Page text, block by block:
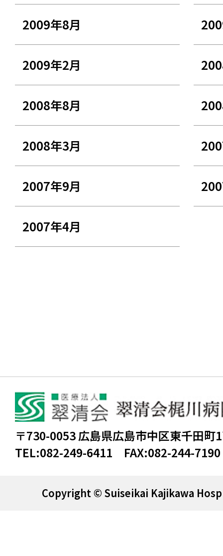
2009年8月
2009年2月
2008年8月
2008年3月
2007年9月
2007年4月
〒730-0053 広島県広島市中区東千田町
TEL:082-249-6411 FAX:082-244-7190
Copyright © Suiseikai Kajikawa